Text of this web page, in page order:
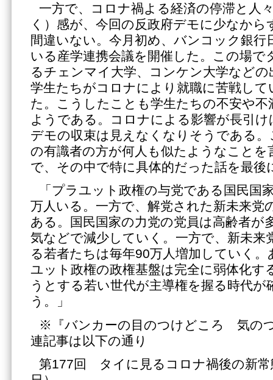
一方で、コロナ禍よる経済の停滞と人
く）感が、今回の反政府デモに少なか
間違いない。今月初め、バンコック銀行
いる産学連携会議を開催した。この場で
るチェンマイ大学、コンケン大学などの
学生たちがコロナにより就職に苦戦し
た。こうしたことも学生たちの不安や
ようである。コロナによる影響が長引
デモの収束は見えなくなりそうである
の有識者の方が何人も似たようなこと
で、その中で特に具体的だった話を最後
「プラユット政権の与党である国民国
万人いる。一方で、解党された新未来党
ある。国民国家の力党の党員は高齢者が
気などで減少していく。一方で、新未来
る若者たちは毎年90万人増加していく
ユット政権の政権基盤は完全に弱体化す
うとする若い世代が主導権を握る時代が
う。」
※『バンカーの目のつけどころ 気の
連記事は以下の通り
第177回 タイに見るコロナ禍後の新常